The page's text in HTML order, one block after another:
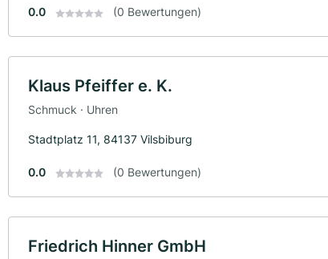
0.0 (0 Bewertungen)
Klaus Pfeiffer e. K.
Schmuck · Uhren
Stadtplatz 11, 84137 Vilsbiburg
0.0 (0 Bewertungen)
Friedrich Hinner GmbH